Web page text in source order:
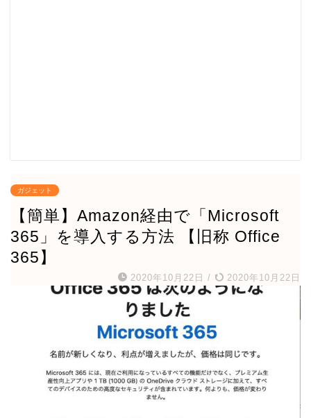
ガジェット
【簡単】Amazon経由で「Microsoft
365」を導入する方法 【旧称 Office
365】
2020年10月22日 / 2020年10月22日